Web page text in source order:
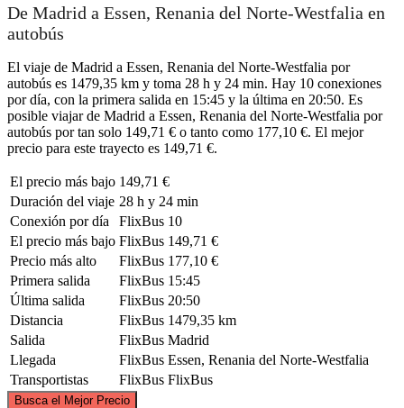
De Madrid a Essen, Renania del Norte-Westfalia en
autobús
El viaje de Madrid a Essen, Renania del Norte-Westfalia por
autobús es 1479,35 km y toma 28 h y 24 min. Hay 10 conexiones
por día, con la primera salida en 15:45 y la última en 20:50. Es
posible viajar de Madrid a Essen, Renania del Norte-Westfalia por
autobús por tan solo 149,71 € o tanto como 177,10 €. El mejor
precio para este trayecto es 149,71 €.
El precio más bajo 149,71 €
Duración del viaje 28 h y 24 min
Conexión por día
FlixBus 10
El precio más bajo FlixBus 149,71 €
Precio más alto
FlixBus 177,10 €
Primera salida
FlixBus 15:45
Última salida
FlixBus 20:50
Distancia
FlixBus 1479,35 km
Salida
FlixBus Madrid
Llegada
FlixBus Essen, Renania del Norte-Westfalia
Transportistas
FlixBus FlixBus
Busca el Mejor Precio
©